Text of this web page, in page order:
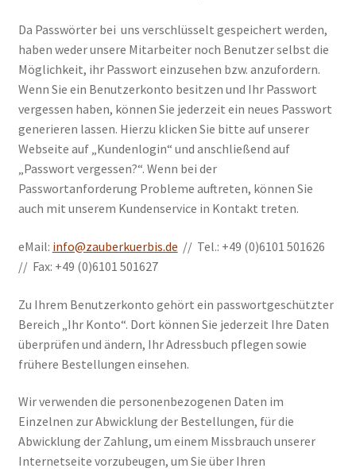
Da Passwörter bei uns verschlüsselt gespeichert werden,
haben weder unsere Mitarbeiter noch Benutzer selbst die
Möglichkeit, ihr Passwort einzusehen bzw. anzufordern.
Wenn Sie ein Benutzerkonto besitzen und Ihr Passwort
vergessen haben, können Sie jederzeit ein neues Passwort
generieren lassen. Hierzu klicken Sie bitte auf unserer
Webseite auf „Kundenlogin“ und anschließend auf
„Passwort vergessen?“. Wenn bei der
Passwortanforderung Probleme auftreten, können Sie
auch mit unserem Kundenservice in Kontakt treten.
eMail: info@zauberkuerbis.de // Tel.: +49 (0)6101 501626
// Fax: +49 (0)6101 501627
Zu Ihrem Benutzerkonto gehört ein passwortgeschützter
Bereich „Ihr Konto“. Dort können Sie jederzeit Ihre Daten
überprüfen und ändern, Ihr Adressbuch pflegen sowie
frühere Bestellungen einsehen.
Wir verwenden die personenbezogenen Daten im
Einzelnen zur Abwicklung der Bestellungen, für die
Abwicklung der Zahlung, um einem Missbrauch unserer
Internetseite vorzubeugen, um Sie über Ihren